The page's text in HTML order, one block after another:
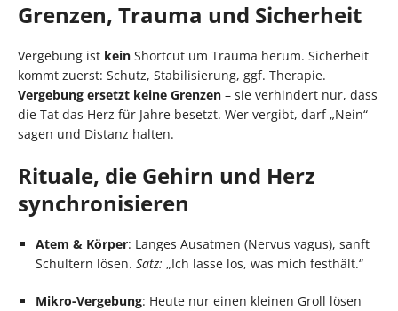
Grenzen, Trauma und Sicherheit
Vergebung ist kein Shortcut um Trauma herum. Sicherheit
kommt zuerst: Schutz, Stabilisierung, ggf. Therapie.
Vergebung ersetzt keine Grenzen – sie verhindert nur, dass
die Tat das Herz für Jahre besetzt. Wer vergibt, darf „Nein“
sagen und Distanz halten.
Rituale, die Gehirn und Herz
synchronisieren
Atem & Körper: Langes Ausatmen (Nervus vagus), sanft
Schultern lösen. Satz: „Ich lasse los, was mich festhält.“
Mikro-Vergebung: Heute nur einen kleinen Groll lösen